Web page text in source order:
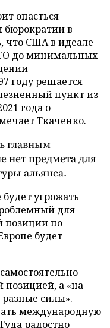
опасться
бюрократии в
что США в идеале
до минимальных
году решается
пункт из
года о
Ткаченко.
главным
нет предмета для
альянса.
угрожать
для
позиции по
будет
позицией, а «на
силы».
международную
радостно